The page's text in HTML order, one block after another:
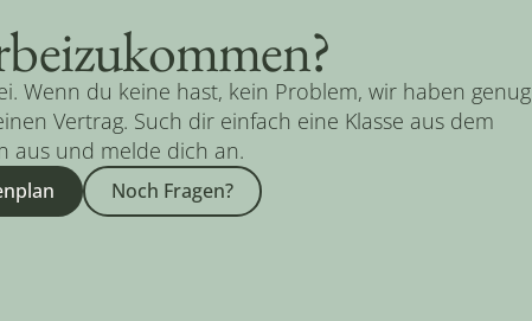
Wenn du keine hast, kein Problem, wir haben genug
Vertrag. Such dir einfach eine Klasse aus dem
aus und melde dich an.
Noch Fragen?